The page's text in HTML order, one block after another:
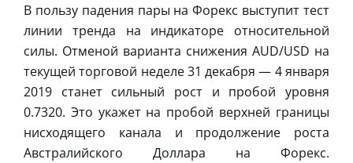
В пользу падения пары на Форекс выступит тест
линии тренда на индикаторе относительной
силы. Отменой варианта снижения AUD/USD на
текущей торговой неделе 31 декабря — 4 января
2019 станет сильный рост и пробой уровня
0.7320. Это укажет на пробой верхней границы
нисходящего канала и продолжение роста
Австралийского Доллара на Форекс.